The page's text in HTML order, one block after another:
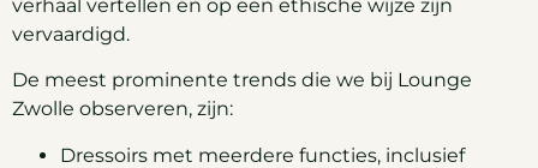
verhaal vertellen en op een ethische wijze zijn
vervaardigd.
De meest prominente trends die we bij Lounge
Zwolle observeren, zijn:
Dressoirs met meerdere functies, inclusief